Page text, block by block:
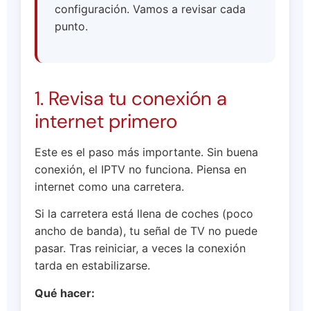
configuración. Vamos a revisar cada
punto.
1. Revisa tu conexión a
internet primero
Este es el paso más importante. Sin buena
conexión, el IPTV no funciona. Piensa en
internet como una carretera.
Si la carretera está llena de coches (poco
ancho de banda), tu señal de TV no puede
pasar. Tras reiniciar, a veces la conexión
tarda en estabilizarse.
Qué hacer: